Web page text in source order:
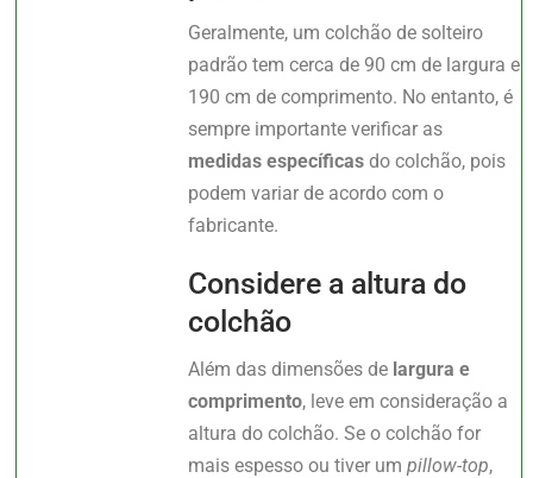
Geralmente, um colchão de solteiro
padrão tem cerca de 90 cm de largura e
190 cm de comprimento. No entanto, é
sempre importante verificar as
medidas específicas do colchão, pois
podem variar de acordo com o
fabricante.
Considere a altura do
colchão
Além das dimensões de largura e
comprimento, leve em consideração a
altura do colchão. Se o colchão for
mais espesso ou tiver umpillow-top,